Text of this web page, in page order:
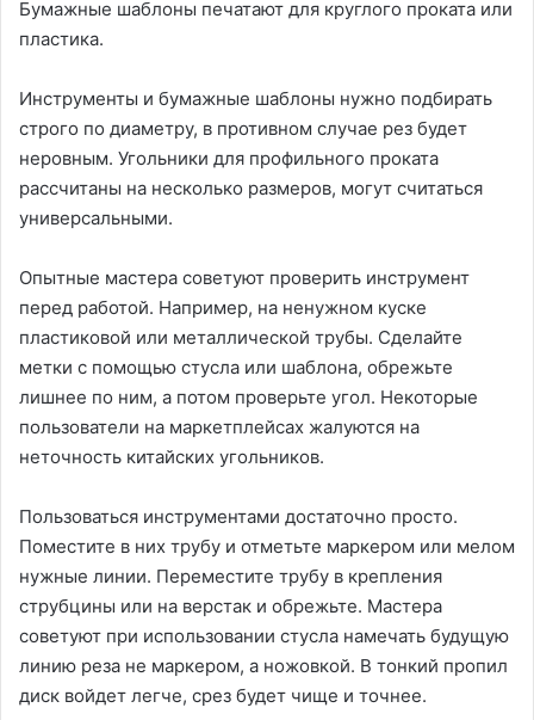
Бумажные шаблоны печатают для круглого проката или
пластика.
Инструменты и бумажные шаблоны нужно подбирать
строго по диаметру, в противном случае рез будет
неровным. Угольники для профильного проката
рассчитаны на несколько размеров, могут считаться
универсальными.
Опытные мастера советуют проверить инструмент
перед работой. Например, на ненужном куске
пластиковой или металлической трубы. Сделайте
метки с помощью стусла или шаблона, обрежьте
лишнее по ним, а потом проверьте угол. Некоторые
пользователи на маркетплейсах жалуются на
неточность китайских угольников.
Пользоваться инструментами достаточно просто.
Поместите в них трубу и отметьте маркером или мелом
нужные линии. Переместите трубу в крепления
струбцины или на верстак и обрежьте. Мастера
советуют при использовании стусла намечать будущую
линию реза не маркером, а ножовкой. В тонкий пропил
диск войдет легче, срез будет чище и точнее.